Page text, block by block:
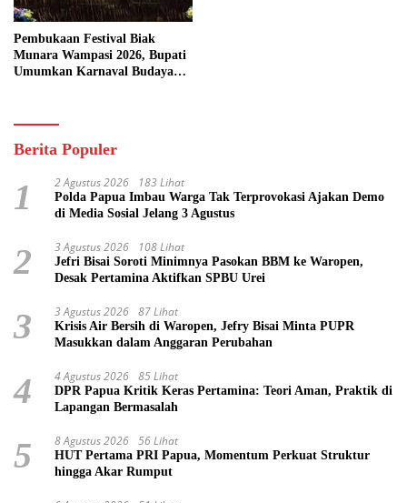
Pembukaan Festival Biak
Munara Wampasi 2026, Bupati
Umumkan Karnaval Budaya
Berita Populer
1 2 Agustus 2026 183 Lihat
Polda Papua Imbau Warga Tak Terprovokasi Ajakan Demo
di Media Sosial Jelang 3 Agustus
2 3 Agustus 2026 108 Lihat
Jefri Bisai Soroti Minimnya Pasokan BBM ke Waropen,
Desak Pertamina Aktifkan SPBU Urei
3 3 Agustus 2026 87 Lihat
Krisis Air Bersih di Waropen, Jefry Bisai Minta PUPR
Masukkan dalam Anggaran Perubahan
4 4 Agustus 2026 85 Lihat
DPR Papua Kritik Keras Pertamina: Teori Aman, Praktik di
Lapangan Bermasalah
5 8 Agustus 2026 56 Lihat
HUT Pertama PRI Papua, Momentum Perkuat Struktur
hingga Akar Rumput